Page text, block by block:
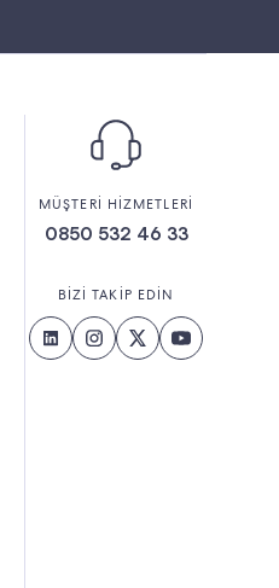
MÜŞTERİ HİZMETLERİ
0850 532 46 33
BİZİ TAKİP EDİN